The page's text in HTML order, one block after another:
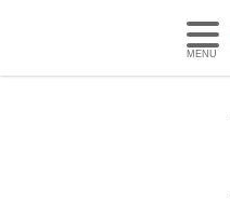
MENU